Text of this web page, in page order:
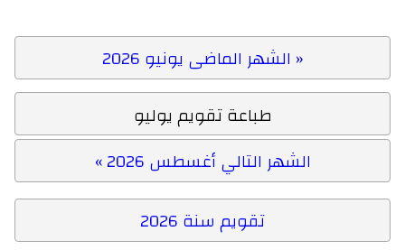
« الشهر الماضى يونيو 2026
طباعة تقويم يوليو
الشهر التالي أغسطس 2026 »
تقويم سنة 2026